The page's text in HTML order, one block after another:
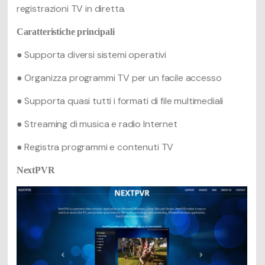
registrazioni TV in diretta.
Caratteristiche principali
● Supporta diversi sistemi operativi
● Organizza programmi TV per un facile accesso
● Supporta quasi tutti i formati di file multimediali
● Streaming di musica e radio Internet
● Registra programmi e contenuti TV
NextPVR